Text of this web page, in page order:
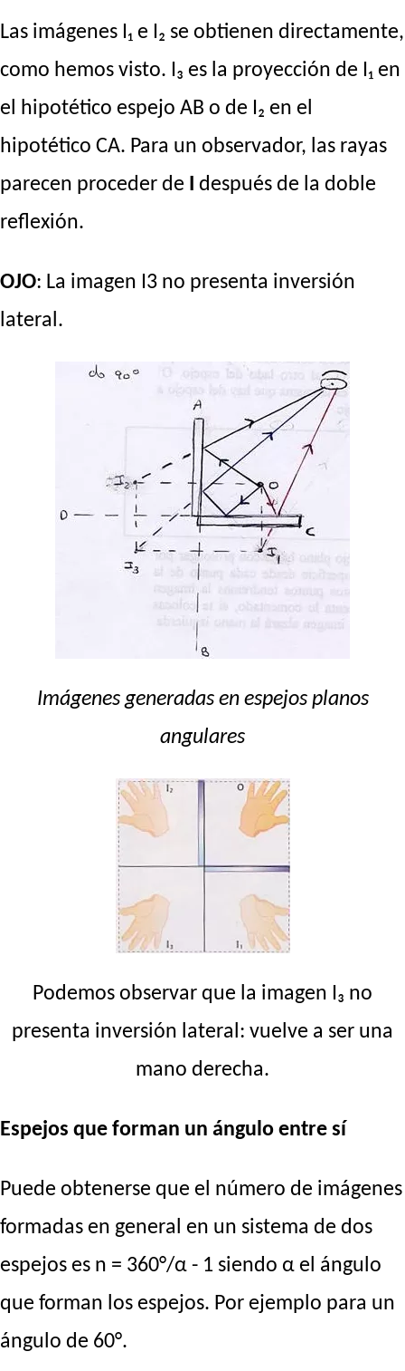
Las imágenes I₁ e I₂ se obtienen directamente,
como hemos visto. I₃ es la proyección de I₁ en
el hipotético espejo AB o de I₂ en el
hipotético CA. Para un observador, las rayas
parecen proceder de
después de la doble
reflexión.
OJO: La imagen I3 no presenta inversión
lateral.
Imágenes generadas en espejos planos
angulares
Podemos observar que la imagen I₃ no
presenta inversión lateral: vuelve a ser una
mano derecha.
Espejos que forman un ángulo entre sí
Puede obtenerse que el número de imágenes
formadas en general en un sistema de dos
espejos es n = 360°/α - 1 siendo α el ángulo
que forman los espejos. Por ejemplo para un
ángulo de 60°.